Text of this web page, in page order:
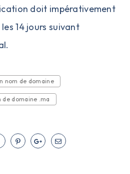
doit impérativement
14 jours suivant
nom de domaine
de domaine .ma